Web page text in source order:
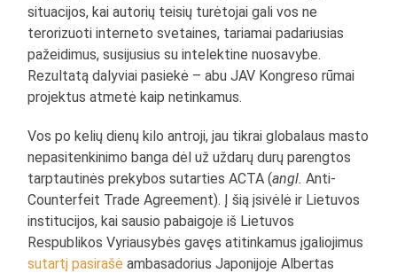
situacijos, kai autorių teisių turėtojai gali vos ne
terorizuoti interneto svetaines, tariamai padariusias
pažeidimus, susijusius su intelektine nuosavybe.
Rezultatą dalyviai pasiekė – abu JAV Kongreso rūmai
projektus atmetė kaip netinkamus.
Vos po kelių dienų kilo antroji, jau tikrai globalaus masto
nepasitenkinimo banga dėl už uždarų durų parengtos
tarptautinės prekybos sutarties ACTA (angl. Anti-
Counterfeit Trade Agreement). Į šią įsivėlė ir Lietuvos
institucijos, kai sausio pabaigoje iš Lietuvos
Respublikos Vyriausybės gavęs atitinkamus įgaliojimus
sutartį pasirašė ambasadorius Japonijoje Albertas